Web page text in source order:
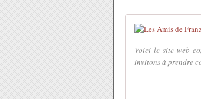
Voici le site web
invitons à prendre